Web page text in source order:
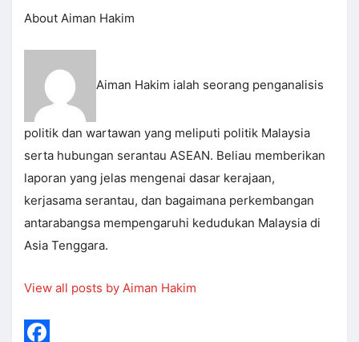
About Aiman Hakim
Aiman Hakim ialah seorang penganalisis
politik dan wartawan yang meliputi politik Malaysia
serta hubungan serantau ASEAN. Beliau memberikan
laporan yang jelas mengenai dasar kerajaan,
kerjasama serantau, dan bagaimana perkembangan
antarabangsa mempengaruhi kedudukan Malaysia di
Asia Tenggara.
View all posts by Aiman Hakim